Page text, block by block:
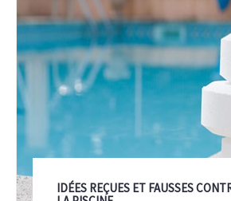
IDÉES REÇUES ET FAUSSES